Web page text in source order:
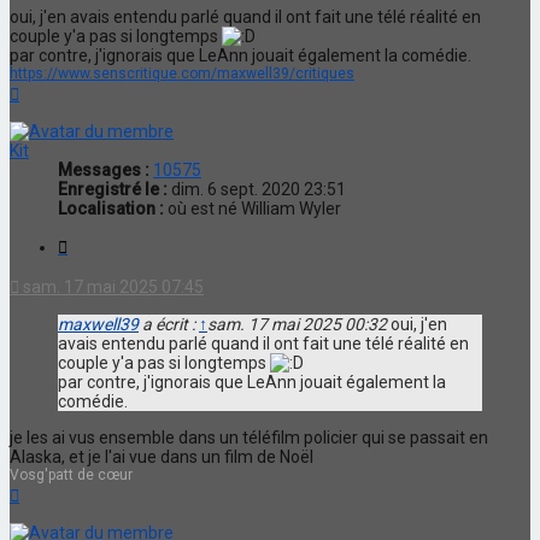
oui, j'en avais entendu parlé quand il ont fait une télé réalité en
couple y'a pas si longtemps
par contre, j'ignorais que LeAnn jouait également la comédie.
https://www.senscritique.com/maxwell39/critiques
Kit
Messages : 10575
Enregistré le : dim. 6 sept. 2020 23:51
Localisation : où est né William Wyler
sam. 17 mai 2025 07:45
maxwell39a écrit : ↑sam. 17 mai 2025 00:32oui, j'en
avais entendu parlé quand il ont fait une télé réalité en
couple y'a pas si longtemps
par contre, j'ignorais que LeAnn jouait également la
comédie.
je les ai vus ensemble dans un téléfilm policier qui se passait en
Alaska, et je l'ai vue dans un film de Noël
Vosg'patt de cœur